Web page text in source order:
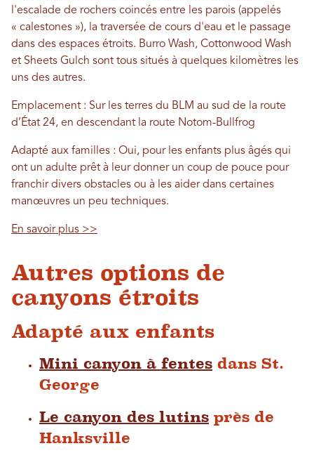
l'escalade de rochers coincés entre les parois (appelés
« calestones »), la traversée de cours d'eau et le passage
dans des espaces étroits. Burro Wash, Cottonwood Wash
et Sheets Gulch sont tous situés à quelques kilomètres les
uns des autres.
Emplacement : Sur les terres du BLM au sud de la route
d’État 24, en descendant la route Notom-Bullfrog
Adapté aux familles : Oui, pour les enfants plus âgés qui
ont un adulte prêt à leur donner un coup de pouce pour
franchir divers obstacles ou à les aider dans certaines
manœuvres un peu techniques.
En savoir plus >>
Autres options de
canyons étroits
Adapté aux enfants
Mini canyon à fentes dans St.
George
Le canyon des lutins près de
Hanksville